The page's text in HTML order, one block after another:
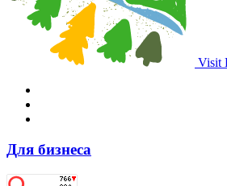
Visit
Для бизнеса